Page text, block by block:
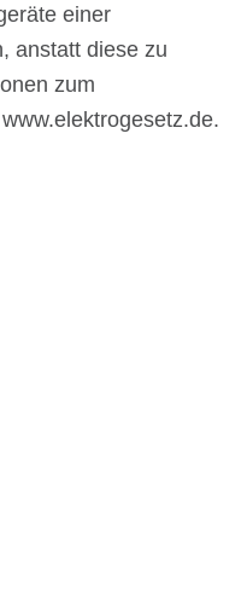
einer
anstatt diese zu
zum
www.elektrogesetz.de.